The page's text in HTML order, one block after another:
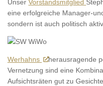
Unser Vorstandsmitglied
eine erfolgreiche Manager-
sondern ist auch politisch
Werhahns
herausragende
Vernetzung sind eine
Aufsichtsräten gut zu